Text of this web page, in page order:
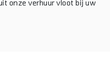
onze verhuur vloot bij uw